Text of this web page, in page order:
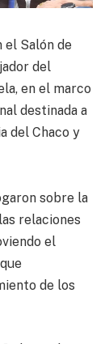
el Salón de
del
en el marco
destinada a
del Chaco y
sobre la
relaciones
el
de los